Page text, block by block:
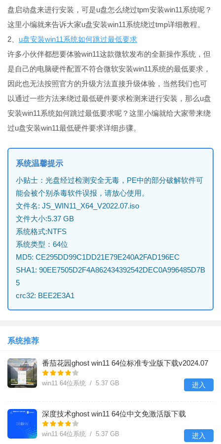
盘启动盘来进行安装，可是u盘怎么绕过tpm安装win11系统呢？
这里小编就来告诉大家u盘安装win11系统绕过tmp详细教程。
2、 u盘安装win11系统如何跳过最低要求
许多小伙伴都想要体验win11这款微软发布的全新操作系统，但
是自己的电脑硬件配置不符合微软安装win11系统的最低要求，
因此也无法按照官方的升级方法直接升级体验，当然我们也可
以通过一些方法来绕过最低硬件要求检测来进行安装，那么u盘
安装win11系统如何跳过最低要求呢？这里小编就给大家带来绕
过u盘安装win11最低硬件要求详细步骤。
系统温馨提示
小贴士：光盘经过检测安全无毒，PE中的部分破解软件可
能会被个别杀毒软件误报，请放心使用。
文件名: JS_WIN11_X64_V2022.07.iso
文件大小:5.37 GB
系统格式:NTFS
系统类型：64位
MD5: CE295DD99C1DD21E79E240A2FAD196EC
SHA1: 90EE7505D2F4A862434392542DEC0A996485D7B
5
crc32: BEE2E3A1
系统推荐
番茄花园ghost win11 64位标准专业版下载v2024.07
win11 64位系统 / 5.37 GB 进入
深度技术ghost win11 64位中文免激活版下载
v2024.06
win11 64位系统 / 5.37 GB 进入